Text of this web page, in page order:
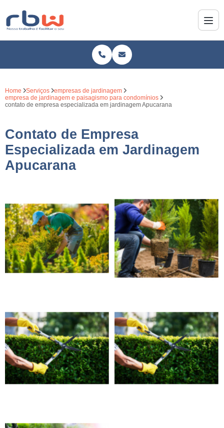
Home Serviços
empresas de jardinagem
empresa de jardinagem e paisagismo para condomínios
contato de empresa especializada em jardinagem Apucarana
Contato de Empresa
Especializada em Jardinagem
Apucarana